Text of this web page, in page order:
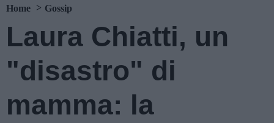
Home Gossip
Laura Chiatti, un
"disastro" di
mamma: la